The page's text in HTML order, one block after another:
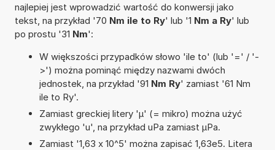
najlepiej jest wprowadzić wartość do konwersji jako
tekst, na przykład '70 Nm ile to Ry' lub '1 Nm a Ry' lub
po prostu '31 Nm':
W większości przypadków słowo 'ile to' (lub '=' / '-
>') można pominąć między nazwami dwóch
jednostek, na przykład '91 Nm Ry' zamiast '61 Nm
ile to Ry'.
Zamiast greckiej litery 'µ' (= mikro) można użyć
zwykłego 'u', na przykład uPa zamiast µPa.
Zamiast '1,63 x 10^5' można zapisać 1,63e5. Litera